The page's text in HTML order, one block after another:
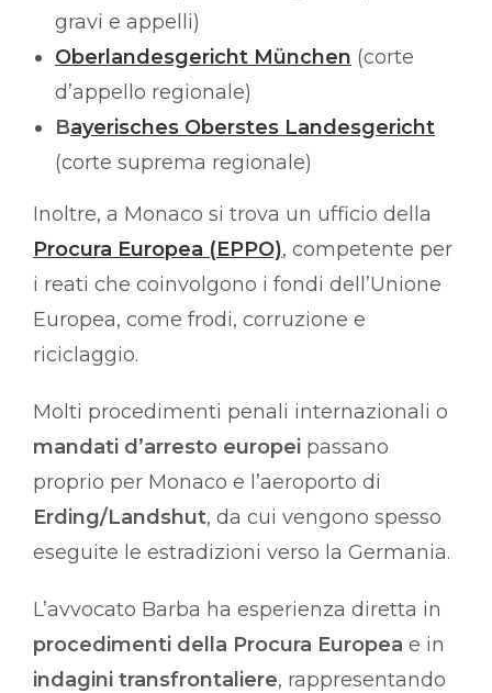
gravi e appelli)
Oberlandesgericht München (corte
d’appello regionale)
Bayerisches Oberstes Landesgericht
(corte suprema regionale)
Inoltre, a Monaco si trova un ufficio della
Procura Europea (EPPO), competente per
i reati che coinvolgono i fondi dell’Unione
Europea, come frodi, corruzione e
riciclaggio.
Molti procedimenti penali internazionali o
mandati d’arresto europei passano
proprio per Monaco e l’aeroporto di
Erding/Landshut, da cui vengono spesso
eseguite le estradizioni verso la Germania.
L’avvocato Barba ha esperienza diretta in
procedimenti della Procura Europea e in
indagini transfrontaliere, rappresentando